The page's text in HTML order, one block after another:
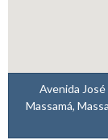
Avenida
Massamá,